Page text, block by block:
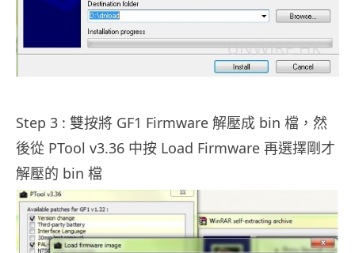
Step 3 : 雙按將 GF1 Firmware 解壓成 bin 檔，然
後從 PTool v3.36 中按 Load Firmware 再選擇剛才
解壓的 bin 檔